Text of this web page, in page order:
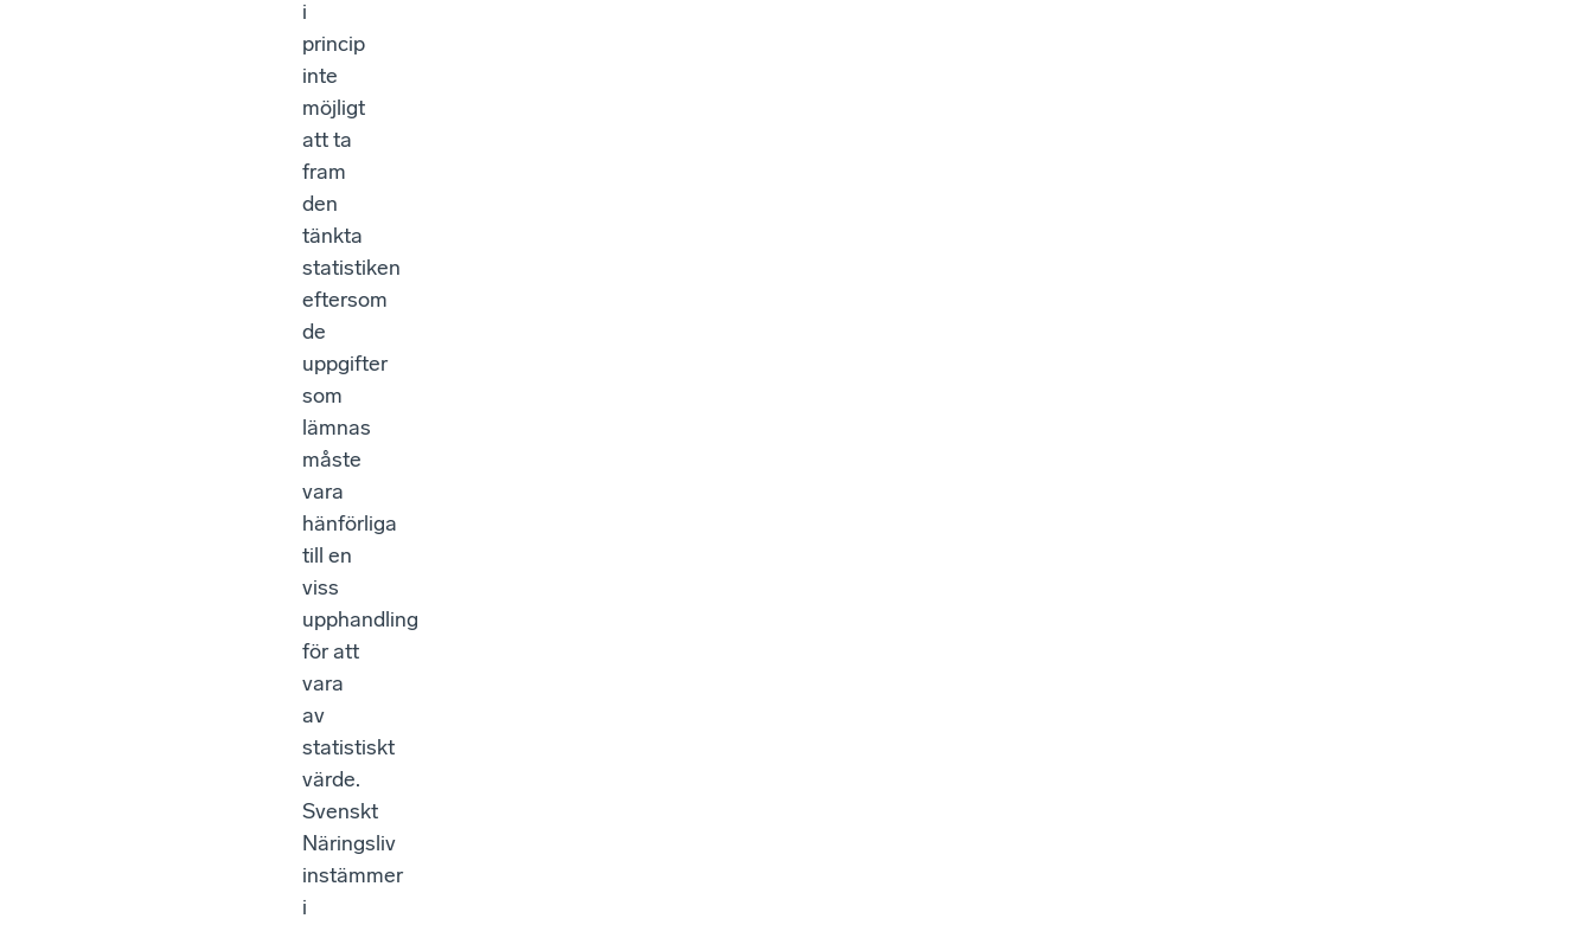
i
princip
inte
möjligt
att ta
fram
den
tänkta
statistiken
eftersom
de
uppgifter
som
lämnas
måste
vara
hänförliga
till en
viss
upphandling
för att
vara
av
statistiskt
värde.
Svenskt
Näringsliv
instämmer
i